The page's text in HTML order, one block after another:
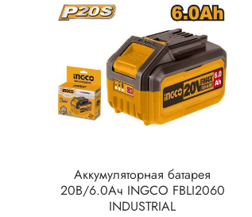
Аккумуляторная батарея
20В/6.0Ач INGCO FBLI2060
INDUSTRIAL